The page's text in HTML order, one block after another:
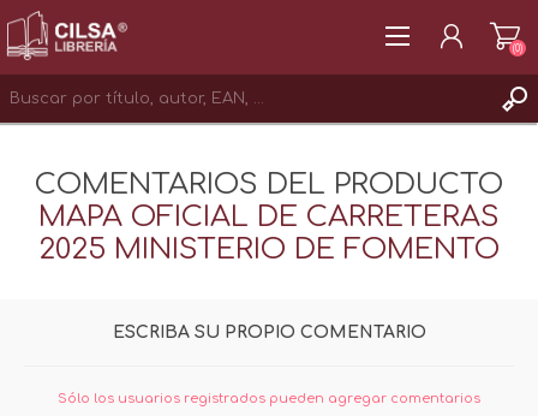
INICIAR SESIÓN
(0)
COMENTARIOS DEL PRODUCTO
MAPA OFICIAL DE CARRETERAS
2025 MINISTERIO DE FOMENTO
ESCRIBA SU PROPIO COMENTARIO
Sólo los usuarios registrados pueden agregar comentarios